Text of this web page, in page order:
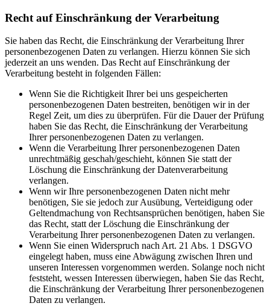
Recht auf Einschränkung der Verarbeitung
Sie haben das Recht, die Einschränkung der Verarbeitung Ihrer
personenbezogenen Daten zu verlangen. Hierzu können Sie sich
jederzeit an uns wenden. Das Recht auf Einschränkung der
Verarbeitung besteht in folgenden Fällen:
Wenn Sie die Richtigkeit Ihrer bei uns gespeicherten
personenbezogenen Daten bestreiten, benötigen wir in der
Regel Zeit, um dies zu überprüfen. Für die Dauer der Prüfung
haben Sie das Recht, die Einschränkung der Verarbeitung
Ihrer personenbezogenen Daten zu verlangen.
Wenn die Verarbeitung Ihrer personenbezogenen Daten
unrechtmäßig geschah/geschieht, können Sie statt der
Löschung die Einschränkung der Datenverarbeitung
verlangen.
Wenn wir Ihre personenbezogenen Daten nicht mehr
benötigen, Sie sie jedoch zur Ausübung, Verteidigung oder
Geltendmachung von Rechtsansprüchen benötigen, haben Sie
das Recht, statt der Löschung die Einschränkung der
Verarbeitung Ihrer personenbezogenen Daten zu verlangen.
Wenn Sie einen Widerspruch nach Art. 21 Abs. 1 DSGVO
eingelegt haben, muss eine Abwägung zwischen Ihren und
unseren Interessen vorgenommen werden. Solange noch nicht
feststeht, wessen Interessen überwiegen, haben Sie das Recht,
die Einschränkung der Verarbeitung Ihrer personenbezogenen
Daten zu verlangen.